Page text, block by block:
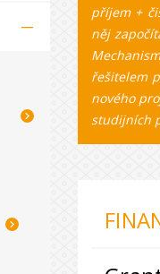
–
příjem +
něj
řešitelem
nového
studijních